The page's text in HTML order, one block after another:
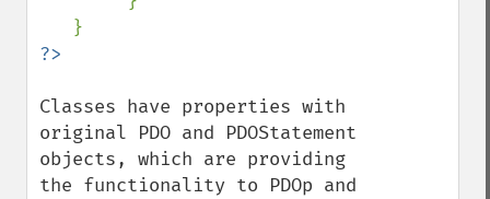
Classes have properties with
original PDO and PDOStatement
objects, which are providing
the functionality to PDOp and